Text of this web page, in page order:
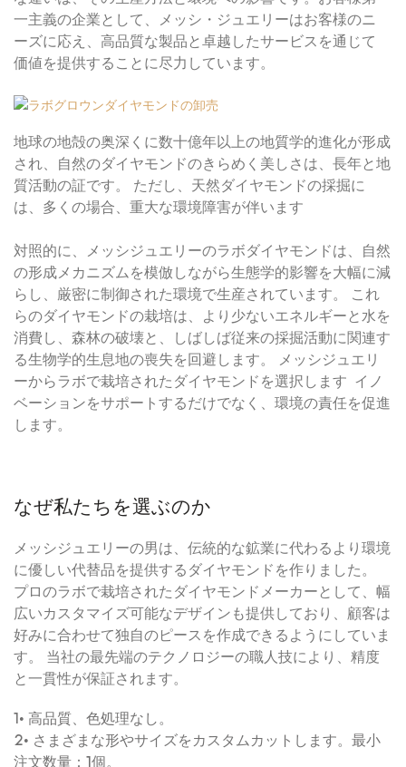
一主義の企業として、メッシ・ジュエリーはお客様のニ
ーズに応え、高品質な製品と卓越したサービスを通じて
価値を提供することに尽力しています。
地球の地殻の奥深くに数十億年以上の地質学的進化が形成
され、自然のダイヤモンドのきらめく美しさは、長年と地
質活動の証です。 ただし、天然ダイヤモンドの採掘に
は、多くの場合、重大な環境障害が伴います
対照的に、メッシジュエリーのラボダイヤモンドは、自然
の形成メカニズムを模倣しながら生態学的影響を大幅に減
らし、厳密に制御された環境で生産されています。 これ
らのダイヤモンドの栽培は、より少ないエネルギーと水を
消費し、森林の破壊と、しばしば従来の採掘活動に関連す
る生物学的生息地の喪失を回避します。 メッシジュエリ
ーからラボで栽培されたダイヤモンドを選択します イノ
ベーションをサポートするだけでなく、環境の責任を促進
します。
なぜ私たちを選ぶのか
メッシジュエリーの男は、伝統的な鉱業に代わるより環境
に優しい代替品を提供するダイヤモンドを作りました。
プロのラボで栽培されたダイヤモンドメーカーとして、幅
広いカスタマイズ可能なデザインも提供しており、顧客は
好みに合わせて独自のピースを作成できるようにしていま
す。 当社の最先端のテクノロジーの職人技により、精度
と一貫性が保証されます。
1• 高品質、色処理なし。
2• さまざまな形やサイズをカスタムカットします。最小
注文数量：1個。